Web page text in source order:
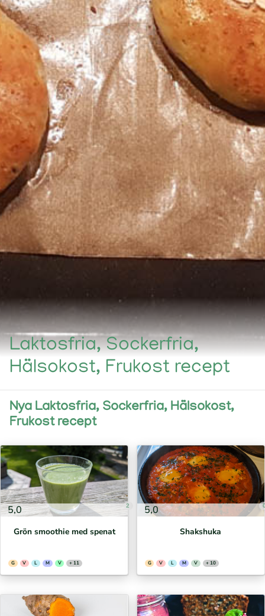
Laktosfria, Sockerfria,
Hälsokost, Frukost recept
Nya Laktosfria, Sockerfria, Hälsokost,
Frukost recept
5,0 2
Grön smoothie med spenat
G V L M V + 11
5,0
Shakshuka
G V L M V + 10